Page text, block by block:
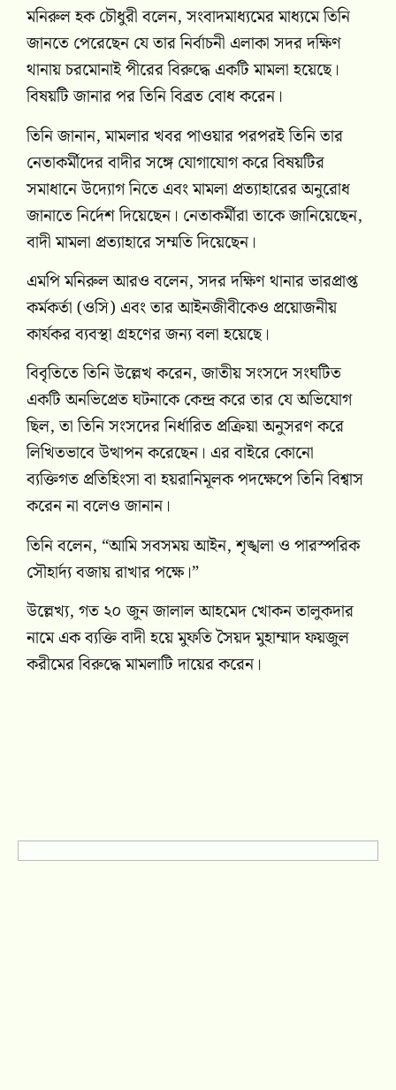
মনিরুল হক চৌধুরী বলেন, সংবাদমাধ্যমের মাধ্যমে তিনি
জানতে পেরেছেন যে তার নির্বাচনী এলাকা সদর দক্ষিণ
থানায় চরমোনাই পীরের বিরুদ্ধে একটি মামলা হয়েছে।
বিষয়টি জানার পর তিনি বিব্রত বোধ করেন।
তিনি জানান, মামলার খবর পাওয়ার পরপরই তিনি তার
নেতাকর্মীদের বাদীর সঙ্গে যোগাযোগ করে বিষয়টির
সমাধানে উদ্যোগ নিতে এবং মামলা প্রত্যাহারের অনুরোধ
জানাতে নির্দেশ দিয়েছেন। নেতাকর্মীরা তাকে জানিয়েছেন,
বাদী মামলা প্রত্যাহারে সম্মতি দিয়েছেন।
এমপি মনিরুল আরও বলেন, সদর দক্ষিণ থানার ভারপ্রাপ্ত
কর্মকর্তা (ওসি) এবং তার আইনজীবীকেও প্রয়োজনীয়
কার্যকর ব্যবস্থা গ্রহণের জন্য বলা হয়েছে।
বিবৃতিতে তিনি উল্লেখ করেন, জাতীয় সংসদে সংঘটিত
একটি অনভিপ্রেত ঘটনাকে কেন্দ্র করে তার যে অভিযোগ
ছিল, তা তিনি সংসদের নির্ধারিত প্রক্রিয়া অনুসরণ করে
লিখিতভাবে উত্থাপন করেছেন। এর বাইরে কোনো
ব্যক্তিগত প্রতিহিংসা বা হয়রানিমূলক পদক্ষেপে তিনি বিশ্বাস
করেন না বলেও জানান।
তিনি বলেন, “আমি সবসময় আইন, শৃঙ্খলা ও পারস্পরিক
সৌহার্দ্য বজায় রাখার পক্ষে।”
উল্লেখ্য, গত ২০ জুন জালাল আহমেদ খোকন তালুকদার
নামে এক ব্যক্তি বাদী হয়ে মুফতি সৈয়দ মুহাম্মাদ ফয়জুল
করীমের বিরুদ্ধে মামলাটি দায়ের করেন।